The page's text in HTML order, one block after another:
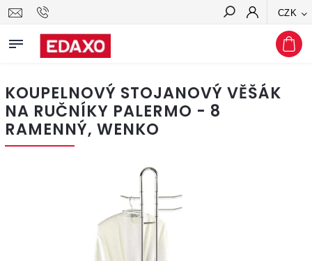
CZK
Hledat
KOUPELNOVÝ STOJANOVÝ VĚŠÁK
NA RUČNÍKY PALERMO - 8
RAMENNÝ, WENKO